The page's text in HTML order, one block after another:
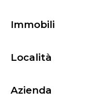
Immobili
Località
Azienda